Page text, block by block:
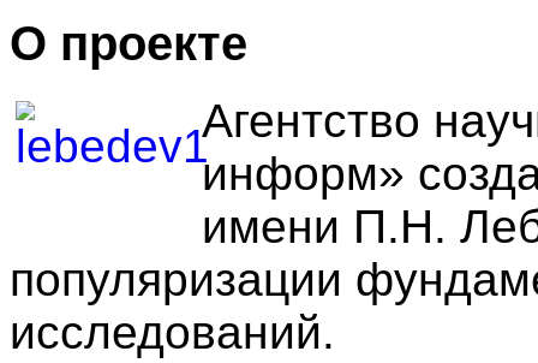
О проекте
Агентство
информ»
имени П.Н.
популяризации
исследований.